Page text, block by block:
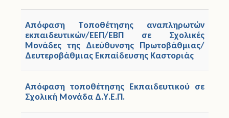
Απόφαση Τοποθέτησης αναπληρωτών
εκπαιδευτικών/ΕΕΠ/ΕΒΠ σε Σχολικές
Μονάδες της Διεύθυνσης Πρωτοβάθμιας/
Δευτεροβάθμιας Εκπαίδευσης Καστοριάς
Απόφαση τοποθέτησης Εκπαιδευτικού σε
Σχολική Μονάδα Δ.Υ.Ε.Π.